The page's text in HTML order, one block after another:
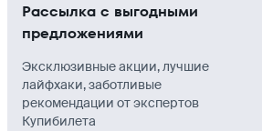
Рассылка с выгодными
предложениями
Эксклюзивные акции, лучшие
лайфхаки, заботливые
рекомендации от экспертов
Купибилета